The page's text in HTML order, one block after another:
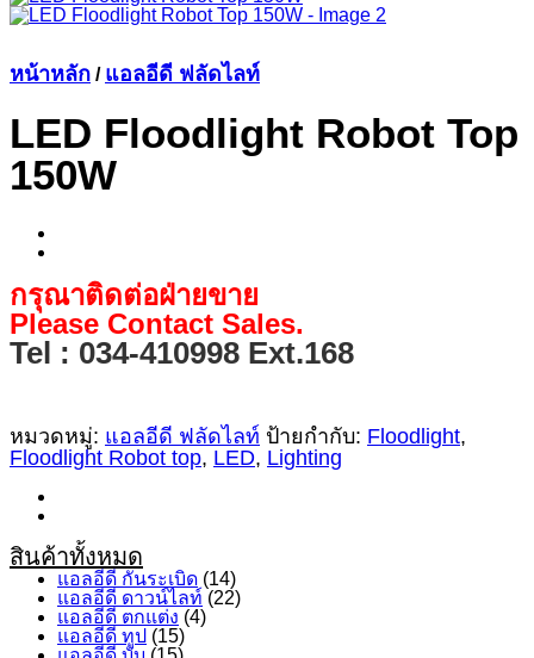
หน้าหลัก / แอลอีดี ฟลัดไลท์
LED Floodlight Robot Top
150W
กรุณาติดต่อฝ่ายขาย
Please Contact Sales.
Tel : 034-410998 Ext.168
หมวดหมู่: แอลอีดี ฟลัดไลท์ ป้ายกำกับ: Floodlight,
Floodlight Robot top, LED, Lighting
สินค้าทั้งหมด
แอลอีดี กันระเบิด (14)
แอลอีดี ดาวน์ไลท์ (22)
แอลอีดี ตกแต่ง (4)
แอลอีดี ทูป (15)